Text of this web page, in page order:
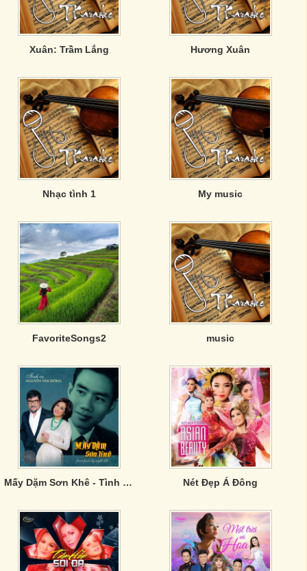
Xuân: Trầm Lắng Hương Xuân
Nhạc tình 1 My music
FavoriteSongs2 music
Mấy Dặm Sơn Khê - Tình Ca Nguyễn Văn Đông Nét Đẹp Á Đông